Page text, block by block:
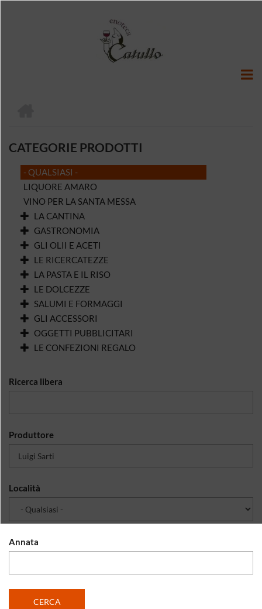
DI
PANE
CATEGORIE PRODOTTI
- QUALSIASI -
LIQUORE AMARO
VINO PER LA SANTA MESSA
LA CANTINA
GASTRONOMIA
GLI OLII E ACETI
LE RICERCATEZZE
LA PASTA E IL RISO
LE DOLCEZZE
SALUMI E FORMAGGI
GLI ACCESSORI
OGGETTI PUBBLICITARI
LE CONFEZIONI REGALO
Ricerca libera
Produttore
Località
Annata